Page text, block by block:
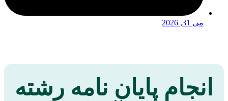
می 31, 2026
انجام پایان نامه رشته